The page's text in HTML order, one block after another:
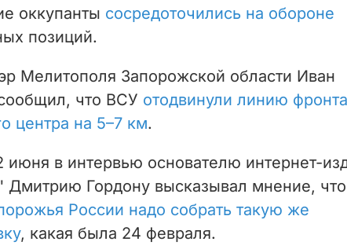
оккупанты сосредоточились на обороне
позиций.
Мелитополя Запорожской области Иван
что ВСУ отодвинули линию
центра на 5–7 км.
июня в интервью основателю интернет-
Гордону высказывал мнение, что
России надо собрать такую же
, какая была 24 февраля.